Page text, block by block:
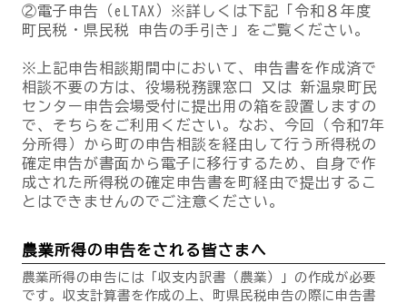
②電子申告（eLTAX）※詳しくは下記「令和８年度
町民税・県民税 申告の手引き」をご覧ください。
※上記申告相談期間中において、申告書を作成済で
相談不要の方は、役場税務課窓口 又は 新温泉町民
センター申告会場受付に提出用の箱を設置しますの
で、そちらをご利用ください。なお、今回（令和7年
分所得）から町の申告相談を経由して行う所得税の
確定申告が書面から電子に移行するため、自身で作
成された所得税の確定申告書を町経由で提出するこ
とはできませんのでご注意ください。
農業所得の申告をされる皆さまへ
農業所得の申告には「収支内訳書（農業）」の作成が必要
です。収支計算書を作成の上、町県民税申告の際に申告書